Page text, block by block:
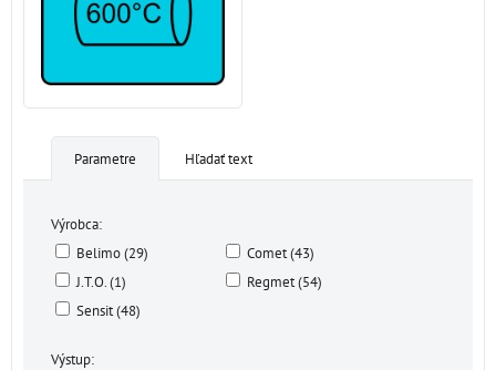
Parametre Hľadať text
Výrobca:
Belimo (29)
Comet (43)
J.T.O. (1)
Regmet (54)
Sensit (48)
Výstup: